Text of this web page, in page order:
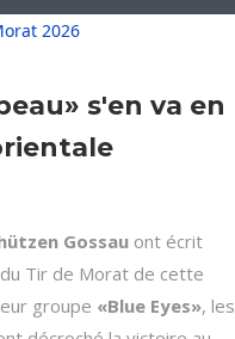
s'en va en
Gossau ont écrit
Tir de Morat de cette
groupe «Blue Eyes», les